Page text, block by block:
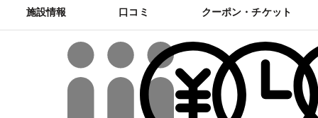
施設情報 口コミ クーポン・チケット